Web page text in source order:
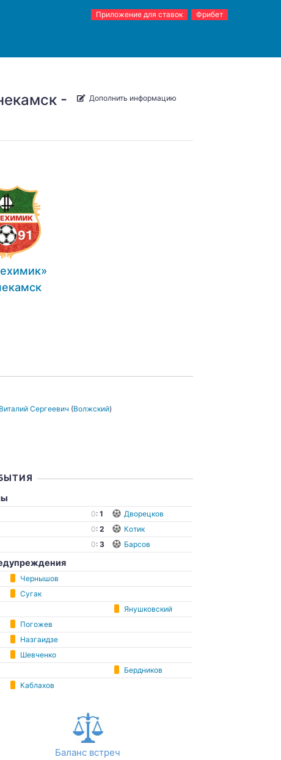
Приложение для ставок Фрибет
-
Дополнить информацию
Сергеевич (Волжский)
0: 1
Дворецков
0: 2
Котик
0: 3 Барсов
Чернышов
Сугак
Янушковский
Погожев
Назгаидзе
Шевченко
Бердников
Каблахов
Баланс встреч